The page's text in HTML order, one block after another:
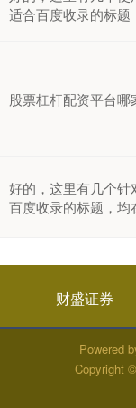
适合百度收录的标题
股票杠杆配资平台
好的，这里有几个针
百度收录的标题，均
财盛证券
Powered
Copyright